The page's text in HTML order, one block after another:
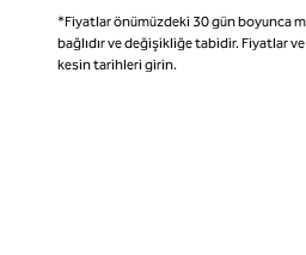
*Fiyatlar önümüzdeki 30 gün boyunca
bağlıdır ve değişikliğe tabidir. Fiyatlar
kesin tarihleri girin.